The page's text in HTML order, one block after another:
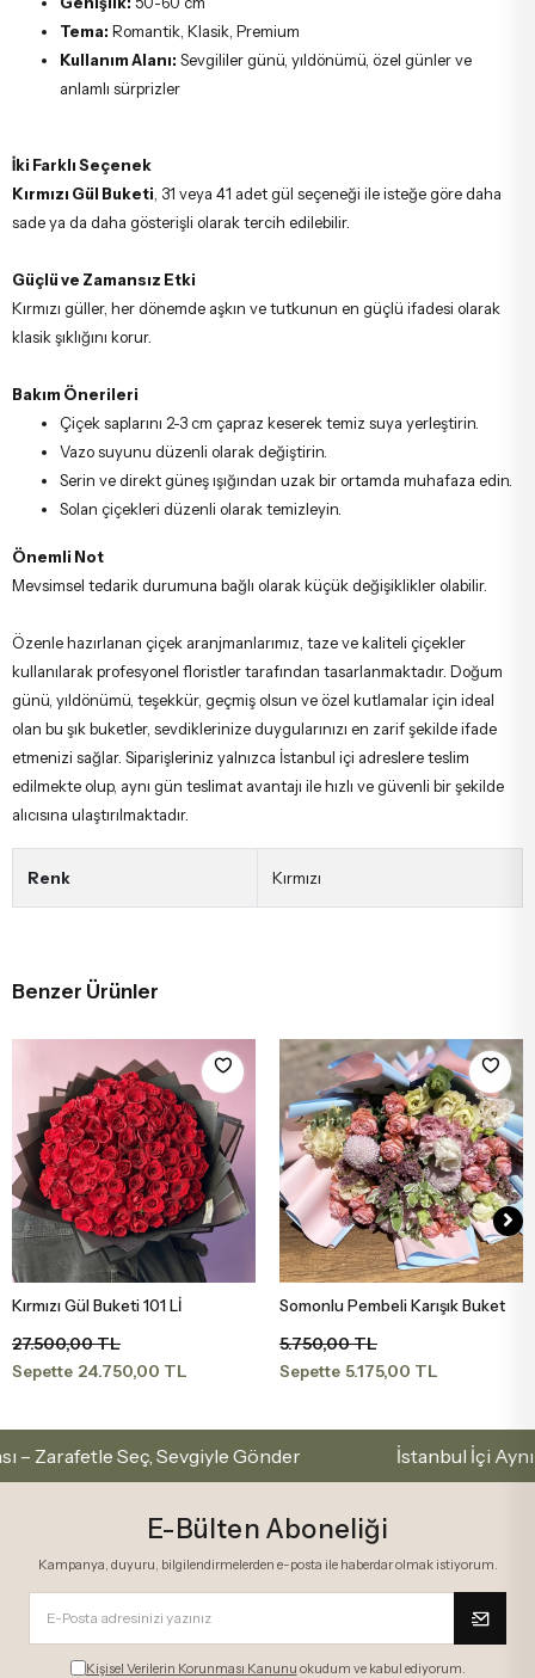
Tema: Romantik, Klasik, Premium
Kullanım Alanı: Sevgililer günü, yıldönümü, özel günler ve
anlamlı sürprizler
İki Farklı Seçenek
Kırmızı Gül Buketi , 31 veya 41 adet gül seçeneği ile isteğe göre daha
sade ya da daha gösterişli olarak tercih edilebilir.
Güçlü ve Zamansız Etki
Kırmızı güller, her dönemde aşkın ve tutkunun en güçlü ifadesi olarak
klasik şıklığını korur.
Bakım Önerileri
Çiçek saplarını 2-3 cm çapraz keserek temiz suya yerleştirin.
Vazo suyunu düzenli olarak değiştirin.
Serin ve direkt güneş ışığından uzak bir ortamda muhafaza edin.
Solan çiçekleri düzenli olarak temizleyin.
Önemli Not
Mevsimsel tedarik durumuna bağlı olarak küçük değişiklikler olabilir.
Özenle hazırlanan çiçek aranjmanlarımız, taze ve kaliteli çiçekler
kullanılarak profesyonel floristler tarafından tasarlanmaktadır. Doğum
günü, yıldönümü, teşekkür, geçmiş olsun ve özel kutlamalar için ideal
olan bu şık buketler, sevdiklerinize duygularınızı en zarif şekilde ifade
etmenizi sağlar. Siparişleriniz yalnızca İstanbul içi adreslere teslim
edilmekte olup, aynı gün teslimat avantajı ile hızlı ve güvenli bir şekilde
alıcısına ulaştırılmaktadır.
Renk Kırmızı
Benzer Ürünler
Sepete Ekle
Kırmızı Gül Buketi 101 Lİ
27.500,00 TL
Sepette 24.750,00 TL
Sepete Ekle
Somonlu Pembeli Karışık Buket
5.750,00 TL
Sepette 5.175,00 TL
Seç, Sevgiyle Gönder İstanbul İçi Aynı
E-Bülten Aboneliği
Kampanya, duyuru, bilgilendirmelerden e-posta ile haberdar olmak istiyorum.
Kişisel Verilerin Korunması Kanunu okudum ve kabul ediyorum.